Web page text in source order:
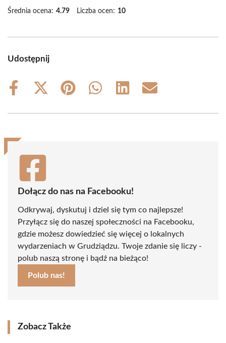
Średnia ocena: 4.79 Liczba ocen: 10
Udostępnij
Share
Share
(Twitter)
Share
Share
Share
Share
Dołącz do nas na Facebooku!
Odkrywaj, dyskutuj i dziel się tym co najlepsze!
Przyłącz się do naszej społeczności na Facebooku,
gdzie możesz dowiedzieć się więcej o lokalnych
wydarzeniach w Grudziądzu. Twoje zdanie się liczy -
polub naszą stronę i bądź na bieżąco!
Polub nas!
Zobacz Także